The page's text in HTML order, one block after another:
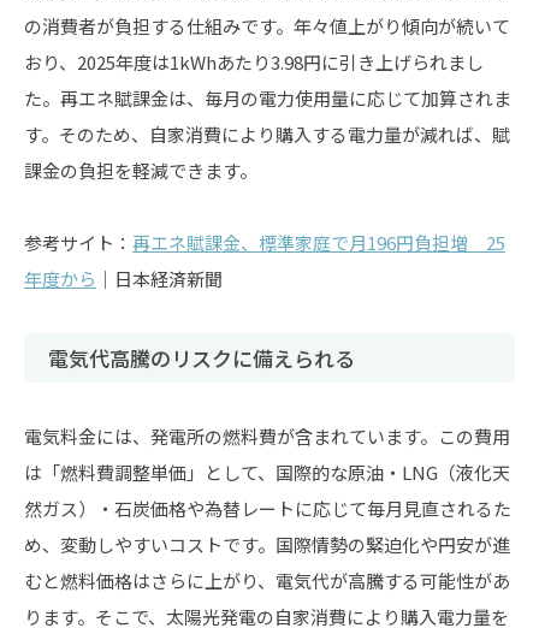
の消費者が負担する仕組みです。年々値上がり傾向が続いて
おり、2025年度は1kWhあたり3.98円に引き上げられまし
た。再エネ賦課金は、毎月の電力使用量に応じて加算されま
す。そのため、自家消費により購入する電力量が減れば、賦
課金の負担を軽減できます。
参考サイト： 再エネ賦課金、標準家庭で月196円負担増 25
年度から │日本経済新聞
電気代高騰のリスクに備えられる
電気料金には、発電所の燃料費が含まれています。この費用
は「燃料費調整単価」として、国際的な原油・LNG（液化天
然ガス）・石炭価格や為替レートに応じて毎月見直されるた
め、変動しやすいコストです。国際情勢の緊迫化や円安が進
むと燃料価格はさらに上がり、電気代が高騰する可能性があ
ります。そこで、太陽光発電の自家消費により購入電力量を